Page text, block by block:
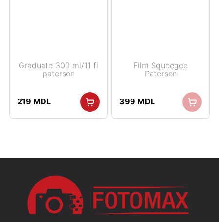
Graduate 300 ml/11 fl
paterson
219 MDL
Film Squeegee
Paterson
399 MDL